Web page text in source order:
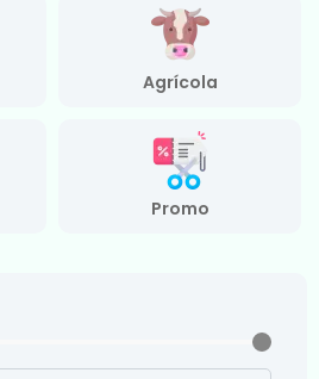
Agrícola
Promo